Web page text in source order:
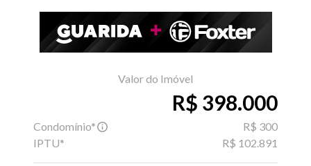
Valor do Imóvel
R$ 398.000
Condomínio*
R$ 300
IPTU*
R$ 102.891